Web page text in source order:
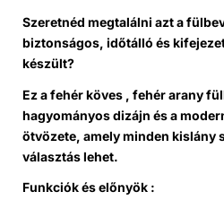
Szeretnéd megtalálni azt a
biztonságos, időtálló és
készült?
Ez a fehér köves , fehér arany
hagyományos dizájn és a
ötvözete, amely minden kislány
választás lehet.
Funkciók és előnyök :